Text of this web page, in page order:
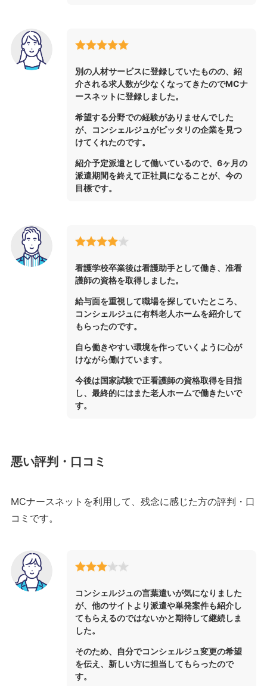
別の人材サービスに登録していたものの、紹
介される求人数が少なくなってきたのでMCナ
ースネットに登録しました。
希望する分野での経験がありませんでした
が、コンシェルジュがピッタリの企業を見つ
けてくれたのです。
紹介予定派遣として働いているので、6ヶ月の
派遣期間を終えて正社員になることが、今の
目標です。
看護学校卒業後は看護助手として働き、准看
護師の資格を取得しました。
給与面を重視して職場を探していたところ、
コンシェルジュに有料老人ホームを紹介して
もらったのです。
自ら働きやすい環境を作っていくように心が
けながら働けています。
今後は国家試験で正看護師の資格取得を目指
し、最終的にはまた老人ホームで働きたいで
す。
悪い評判・口コミ
MCナースネットを利用して、残念に感じた方の評判・口
コミです。
コンシェルジュの言葉遣いが気になりました
が、他のサイトより派遣や単発案件も紹介し
てもらえるのではないかと期待して継続しま
した。
そのため、自分でコンシェルジュ変更の希望
を伝え、新しい方に担当してもらったので
す。